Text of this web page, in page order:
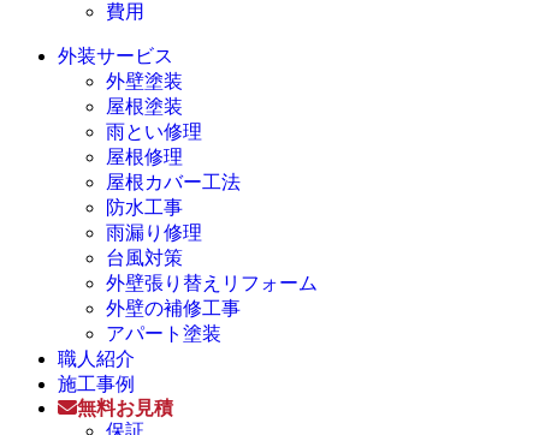
費用
外装サービス
外壁塗装
屋根塗装
雨とい修理
屋根修理
屋根カバー工法
防水工事
雨漏り修理
台風対策
外壁張り替えリフォーム
外壁の補修工事
アパート塗装
職人紹介
施工事例
無料お見積
保証